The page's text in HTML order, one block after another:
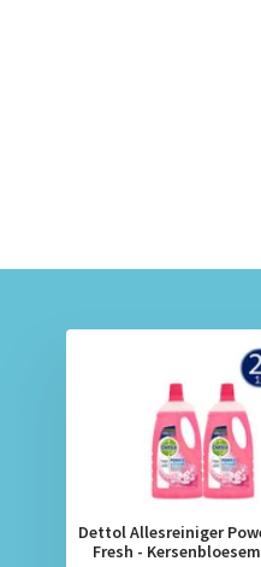
Dettol Allesreiniger
Fresh -